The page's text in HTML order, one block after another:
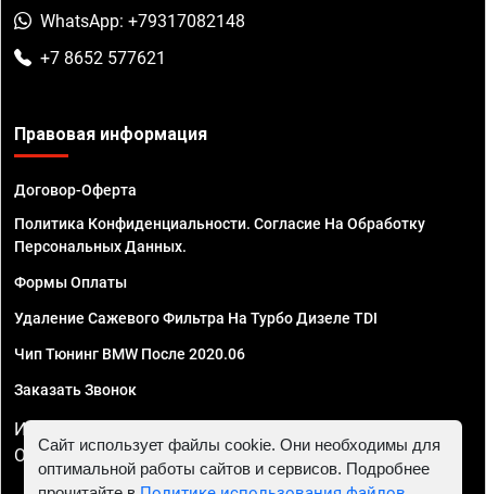
WhatsApp: +79317082148
+7 8652 577621
Правовая информация
Договор-Оферта
Политика Конфиденциальности. Согласие На Обработку
Персональных Данных.
Формы Оплаты
Удаление Сажевого Фильтра На Турбо Дизеле TDI
Чип Тюнинг BMW После 2020.06
Заказать Звонок
ИП Смирнов Георгий Павлович. ИНН 781302555843,
ОГРНИП 324470400032610
Сайт использует файлы cookie. Они необходимы для
оптимальной работы сайтов и сервисов. Подробнее